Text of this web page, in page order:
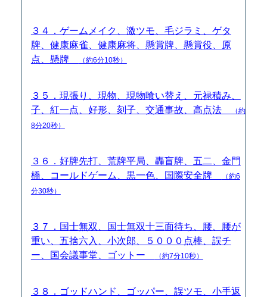
３４．ゲームメイク、激ツモ、毛ジラミ、ゲタ
牌、健康麻雀、健康麻将、懸賞牌、懸賞役、原
点、懸牌
（約6分10秒）
３５．現張り、現物、現物喰い替え、元禄積み、
子、紅一点、好形、刻子、交通事故、高点法
（約
8分20秒）
３６．好牌先打、荒牌平局、轟盲牌、五二、金門
橋、コールドゲーム、黒一色、国際安全牌
（約6
分30秒）
３７．国士無双、国士無双十三面待ち、腰、腰が
重い、五捨六入、小次郎、５０００点棒、誤チ
ー、国会議事堂、ゴットー
（約7分10秒）
３８．ゴッドハンド、ゴッパー、誤ツモ、小手返